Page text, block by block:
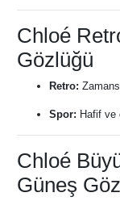
Chloé
Gözlüğü
Retro:
Spor: Hafif ve
Chloé
Güneş